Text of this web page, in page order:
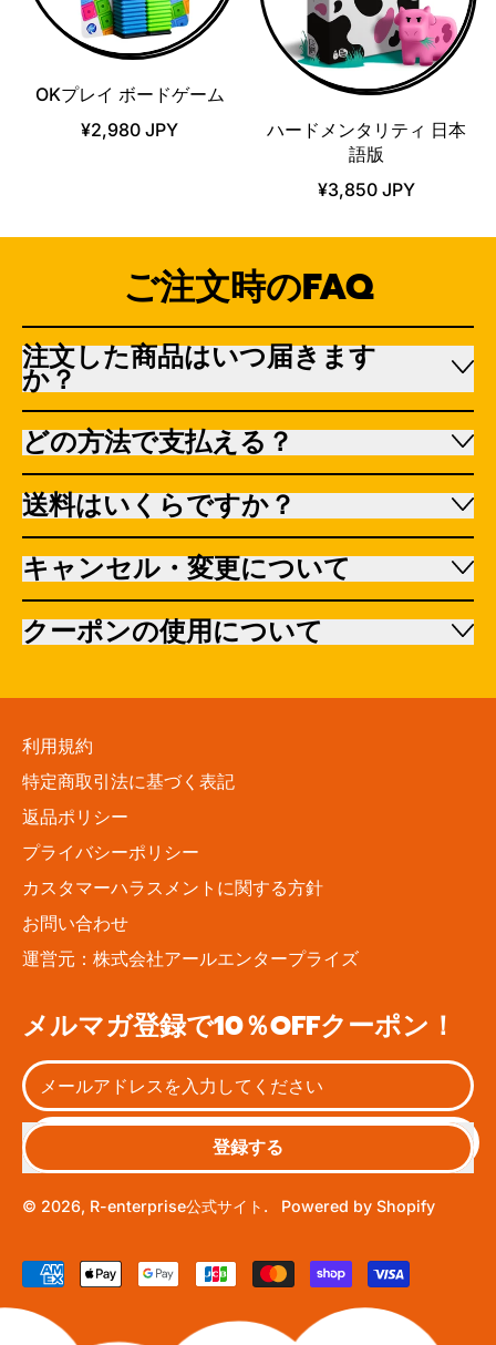
OKプレイ ボードゲーム
¥2,980 JPY
ハードメンタリティ 日本
語版
¥3,850 JPY
ご注文時のFAQ
注文した商品はいつ届きます
か？
どの方法で支払える？
送料はいくらですか？
キャンセル・変更について
クーポンの使用について
利用規約
特定商取引法に基づく表記
返品ポリシー
プライバシーポリシー
カスタマーハラスメントに関する方針
お問い合わせ
運営元：株式会社アールエンタープライズ
メルマガ登録で10％OFFクーポン！
登録する
© 2026, R-enterprise公式サイト . Powered by Shopify